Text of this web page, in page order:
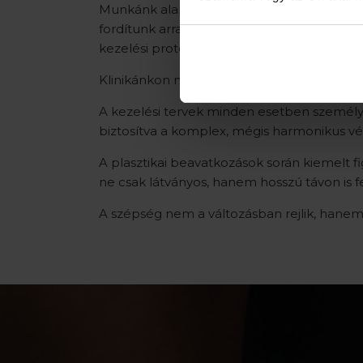
Munkánk alapját a többéves tapasztalat,
fordítunk arra, hogy a legfrissebb
kezelési protokollokba.
Klinikánkon minden döntés mögött
A kezelési tervek minden esetben
biztosítva a komplex, mégis harmonikus
A plasztikai beavatkozások során kiemelt
ne csak látványos, hanem hosszú távon is
A szépség nem a változásban rejlik,